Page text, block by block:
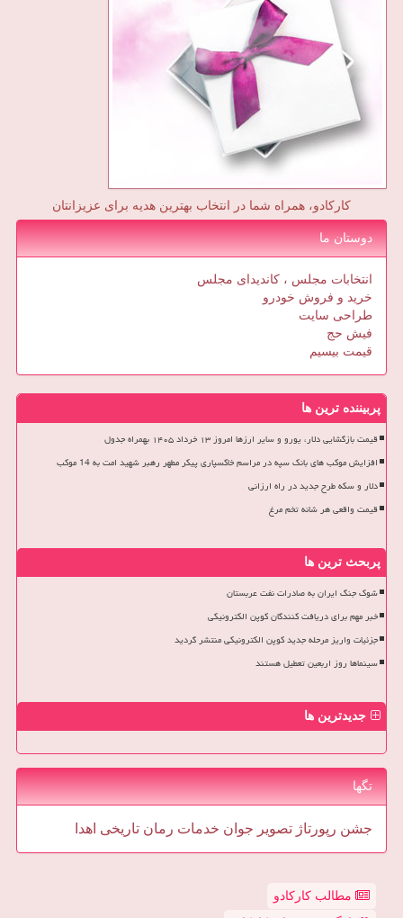
کارکادو، همراه شما در انتخاب بهترین هدیه برای عزیزانتان
دوستان ما
انتخابات مجلس ، کاندیدای مجلس
خرید و فروش خودرو
طراحی سایت
فیش حج
قیمت بیسیم
پربیننده ترین ها
قیمت بازگشایی دلار، یورو و سایر ارزها امروز ۱۳ خرداد ۱۴۰۵ بهمراه جدول
افزایش موکب های بانک سپه در مراسم خاکسپاری پیکر مطهر رهبر شهید امت به 14 موکب
دلار و سکه طرح جدید در راه ارزانی
قیمت واقعی هر شانه تخم مرغ
پربحث ترین ها
شوک جنگ ایران به صادرات نفت عربستان
خبر مهم برای دریافت کنندگان کوپن الکترونیکی
جزئیات واریز مرحله جدید کوپن الکترونیکی منتشر گردید
سینماها روز اربعین تعطیل هستند
جدیدترین ها
تگها
جشن رپورتاژ تصویر جوان خدمات رمان تاریخی اهدا
مطالب کارکادو